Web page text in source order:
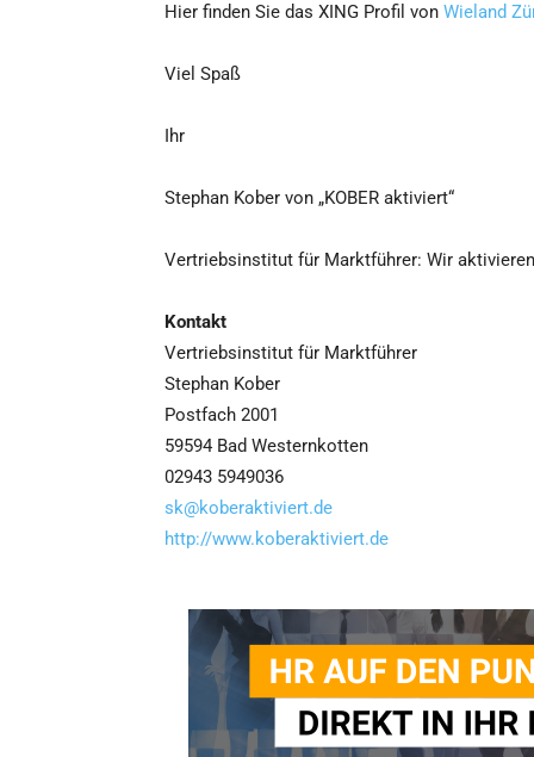
Hier finden Sie das XING Profil von Wieland
Viel Spaß
Ihr
Stephan Kober von „KOBER aktiviert“
Vertriebsinstitut für Marktführer: Wir
Kontakt
Vertriebsinstitut für Marktführer
Stephan Kober
Postfach 2001
59594 Bad Westernkotten
02943 5949036
sk@koberaktiviert.de
http://www.koberaktiviert.de